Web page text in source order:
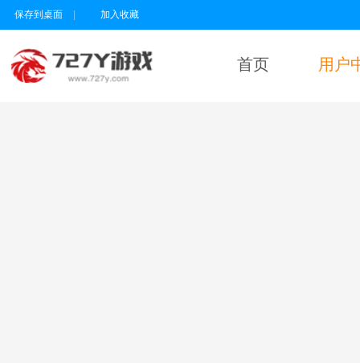
保存到桌面 加入收藏
首页 用户